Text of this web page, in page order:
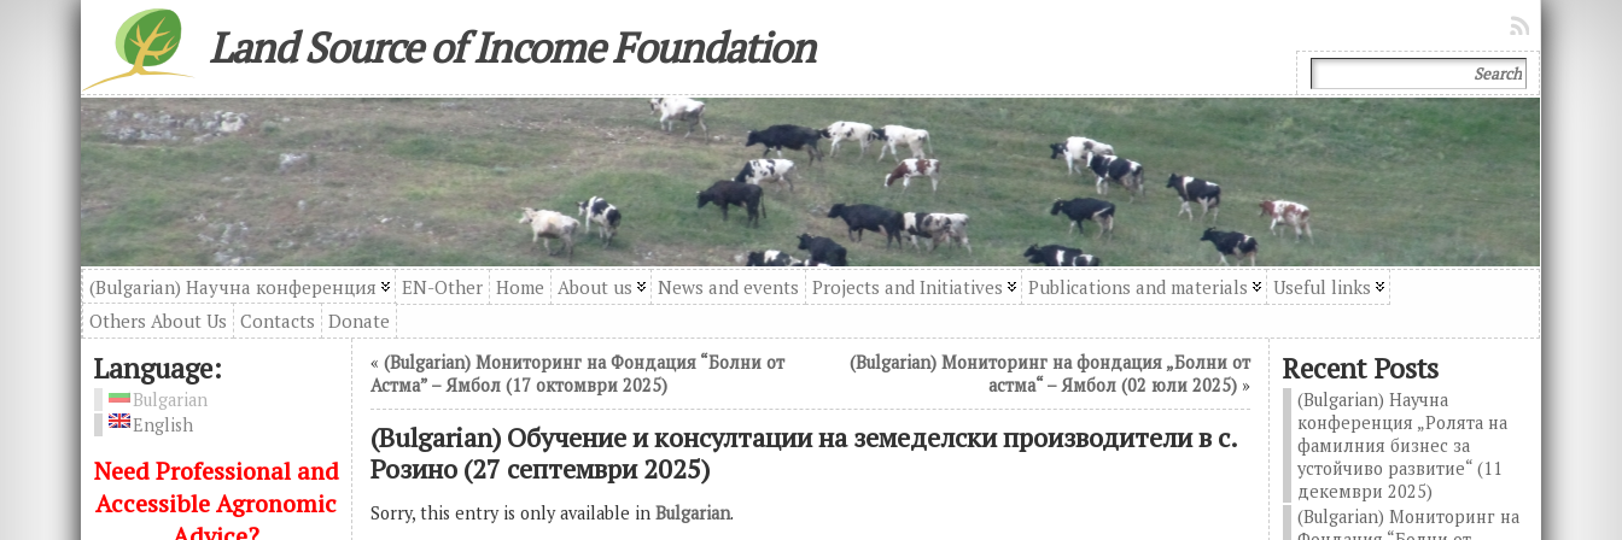
Land Source of Income Foundation
(Bulgarian) Научна конференция EN-Other Home About us News and events Projects and Initiatives Publications and materials
Useful links
Others About Us
Contacts Donatе
Language:
Bulgarian
English
Need Professional and
Accessible Agronomic
«(Bulgarian) Мониторинг на Фондация “Болни от
Астма” – Ямбол (17 октомври 2025)
(Bulgarian) Мониторинг на фондация „Болни от
астма“ – Ямбол (02 юли 2025) »
(Bulgarian) Обучение и консултации на земеделски производители в с.
Розино (27 септември 2025)
Sorry, this entry is only available inBulgarian.
Recent Posts
(Bulgarian) Научна
конференция „Ролята на
фамилния бизнес за
устойчиво развитие“ (11
декември 2025)
(Bulgarian) Мониторинг на